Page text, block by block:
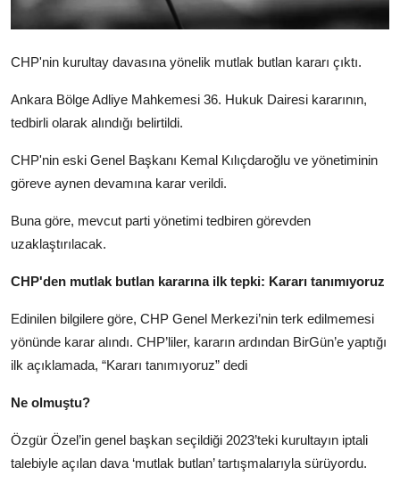
Türkçe Kurdi
CHP'nin kurultay davasına yönelik mutlak butlan kararı çıktı.
Ankara Bölge Adliye Mahkemesi 36. Hukuk Dairesi kararının,
tedbirli olarak alındığı belirtildi.
CHP'nin eski Genel Başkanı Kemal Kılıçdaroğlu ve yönetiminin
göreve aynen devamına karar verildi.
Buna göre, mevcut parti yönetimi tedbiren görevden
uzaklaştırılacak.
CHP'den mutlak butlan kararına ilk tepki: Kararı tanımıyoruz
Edinilen bilgilere göre, CHP Genel Merkezi’nin terk edilmemesi
yönünde karar alındı. CHP’liler, kararın ardından BirGün’e yaptığı
ilk açıklamada, “Kararı tanımıyoruz” dedi
Ne olmuştu?
Özgür Özel’in genel başkan seçildiği 2023’teki kurultayın iptali
talebiyle açılan dava ‘mutlak butlan’ tartışmalarıyla sürüyordu.